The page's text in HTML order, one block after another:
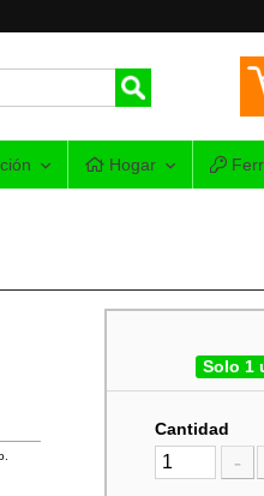
Hogar
Solo 1
Cantidad
-